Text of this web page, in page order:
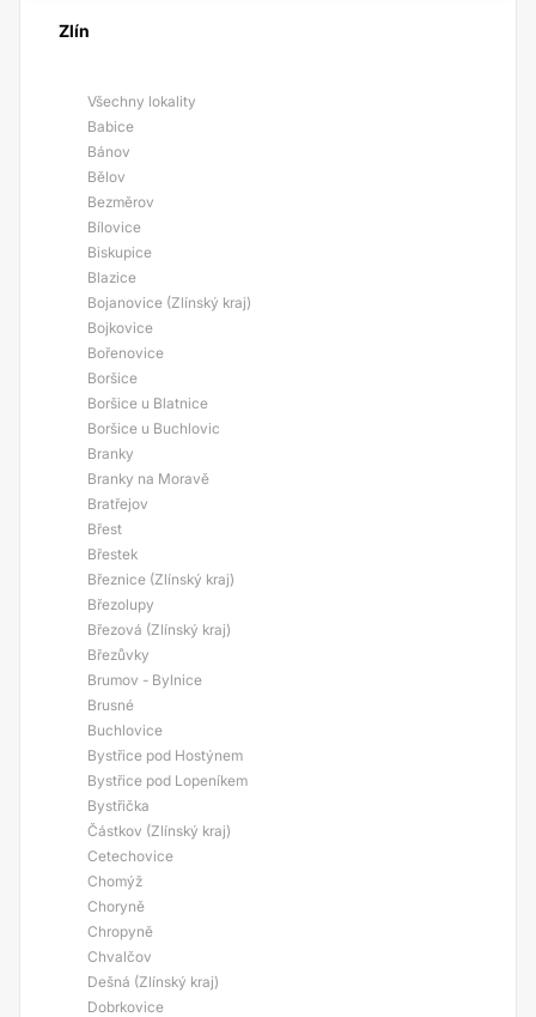
Zlín
Všechny lokality
Babice
Bánov
Bělov
Bezměrov
Bílovice
Biskupice
Blazice
Bojanovice (Zlínský kraj)
Bojkovice
Bořenovice
Boršice
Boršice u Blatnice
Boršice u Buchlovic
Branky
Branky na Moravě
Bratřejov
Břest
Břestek
Březnice (Zlínský kraj)
Březolupy
Březová (Zlínský kraj)
Březůvky
Brumov - Bylnice
Brusné
Buchlovice
Bystřice pod Hostýnem
Bystřice pod Lopeníkem
Bystřička
Částkov (Zlínský kraj)
Cetechovice
Chomýž
Choryně
Chropyně
Chvalčov
Dešná (Zlínský kraj)
Dobrkovice